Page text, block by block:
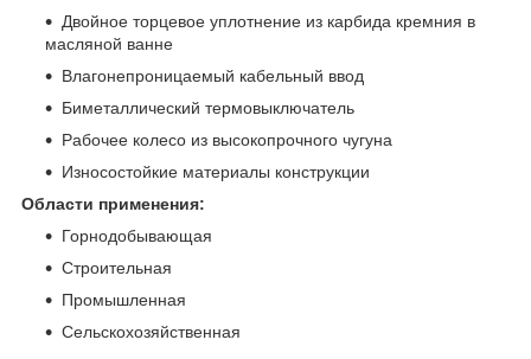
Двойное торцевое уплотнение из карбида кремния в
масляной ванне
Влагонепроницаемый кабельный ввод
Биметаллический термовыключатель
Рабочее колесо из высокопрочного чугуна
Износостойкие материалы конструкции
Области применения:
Горнодобывающая
Строительная
Промышленная
Сельскохозяйственная